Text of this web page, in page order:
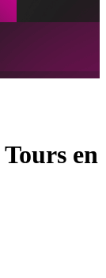
Tours en